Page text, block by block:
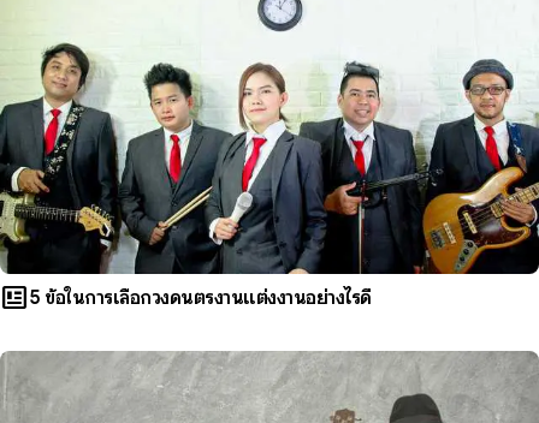
newsmode5 ข้อในการเลือกวงดนตรีงานแต่งงานอย่างไรดี